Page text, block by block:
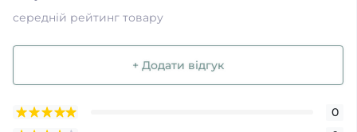
середній рейтинг товару
+ Додати відгук
0